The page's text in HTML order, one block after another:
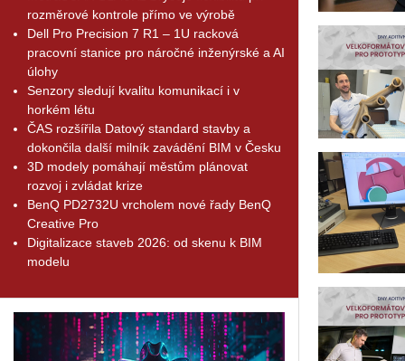
rozměrové kontrole přímo ve výrobě
Dell Pro Precision 7 R1 – 1U racková
pracovní stanice pro náročné inženýrské a AI
úlohy
Senzory sledují kvalitu komunikací i v
horkém létu
ČAS rozšířila Datový standard stavby a
dokončila další milník zavádění BIM v Česku
3D modely pomáhají městům plánovat
rozvoj i zvládat krize
BenQ PD2732U vrcholem nové řady BenQ
Creative Pro
Digitalizace staveb 2026: od skenu k BIM
modelu